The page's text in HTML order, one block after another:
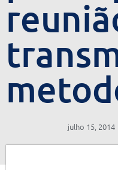
julho 15, 2014